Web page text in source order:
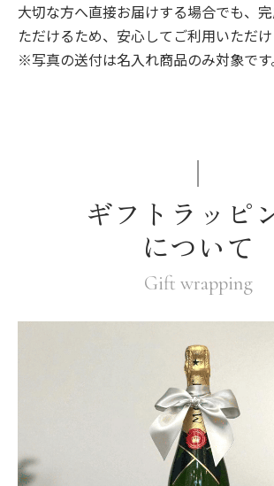
大切な方へ直接お届けする場合でも、
ただけるため、安心してご利用いただけ
※写真の送付は名入れ商品のみ対象です
ギフトラッピ
について
Gift wrapping